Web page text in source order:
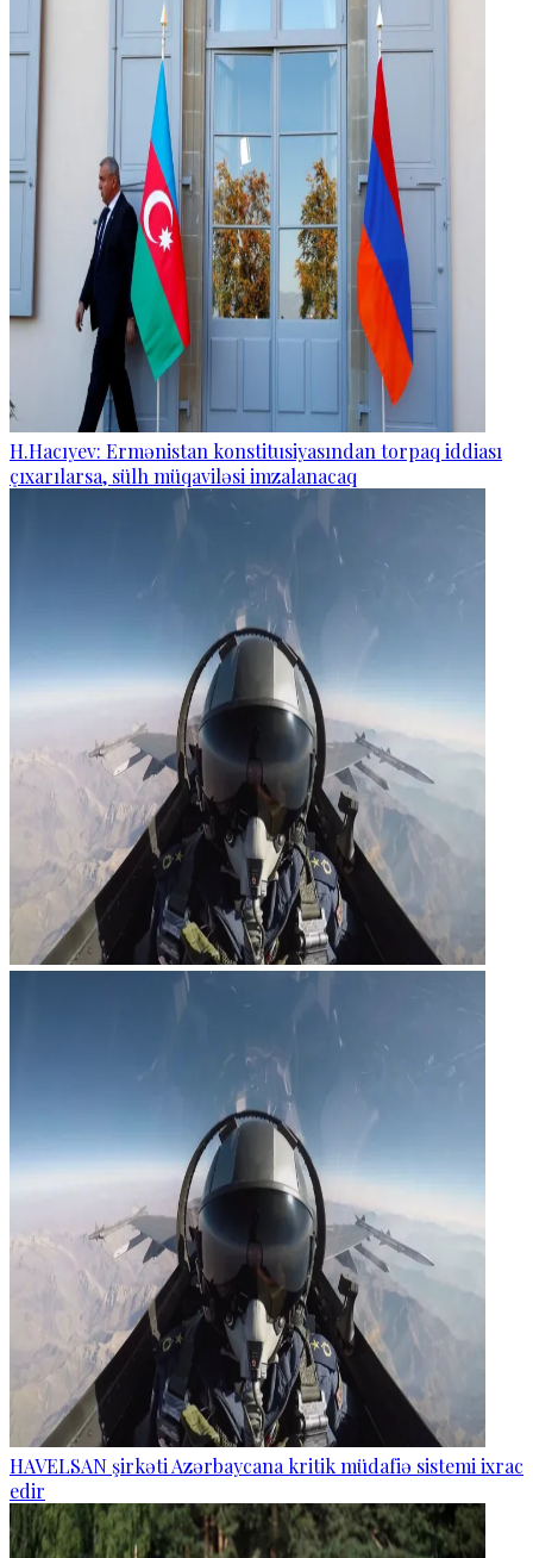
H.Hacıyev: Ermənistan konstitusiyasından torpaq iddiası
çıxarılarsa, sülh müqaviləsi imzalanacaq
HAVELSAN şirkəti Azərbaycana kritik müdafiə sistemi ixrac
edir